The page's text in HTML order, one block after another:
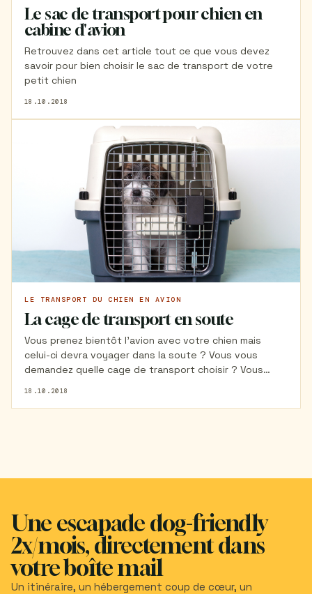
Le sac de transport pour chien en
cabine d'avion
Retrouvez dans cet article tout ce que vous devez
savoir pour bien choisir le sac de transport de votre
petit chien
18.10.2018
LE TRANSPORT DU CHIEN EN AVION
La cage de transport en soute
Vous prenez bientôt l'avion avec votre chien mais
celui-ci devra voyager dans la soute ? Vous vous
demandez quelle cage de transport choisir ? Vous
18.10.2018
Une escapade dog-friendly
2x/mois, directement dans
votre boîte mail
Un itinéraire, un hébergement coup de cœur, un